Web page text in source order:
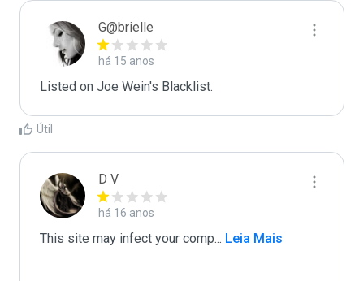
G@brielle
há 15 anos
Listed on Joe Wein's Blacklist.
Útil
D V
há 16 anos
This site may infect your comp... Leia Mais